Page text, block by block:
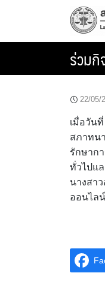
ร่วม
22/05/
เมื่อวัน
สภาทน
รักษาก
ทั่วไปแ
นางสา
ออนไล